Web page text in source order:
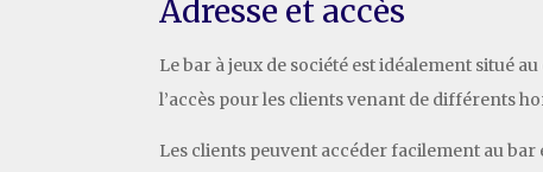
Adresse et accès
Le bar à jeux de société est idéalement situé
l’accès pour les clients venant de différents
Les clients peuvent accéder facilement au